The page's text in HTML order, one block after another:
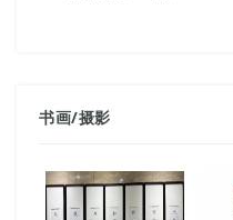
书画/摄影